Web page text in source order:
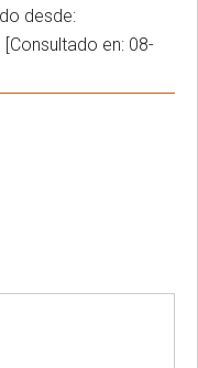
desde:
[Consultado en: 08-